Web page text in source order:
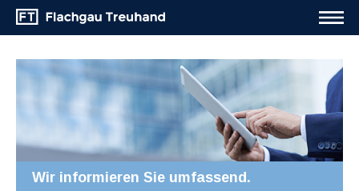
Wir informieren Sie umfassend.